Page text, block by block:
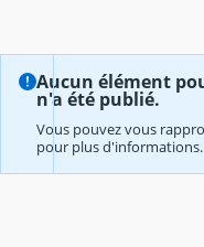
Aucun élément
n'a été publié.
Vous pouvez vous
pour plus d'informations.